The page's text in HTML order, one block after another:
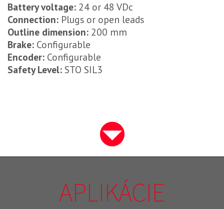
Battery voltage: 24 or 48 VDc
Connection: Plugs or open leads
Outline dimension: 200 mm
Brake: Configurable
Encoder: Configurable
Safety Level: STO SIL3
APLIKÁCIE